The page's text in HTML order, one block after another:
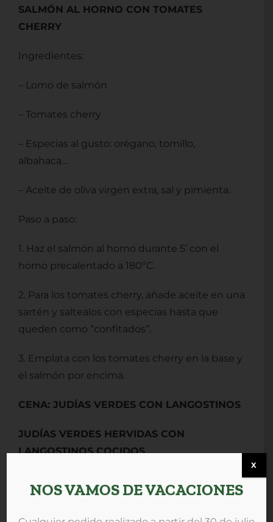
SALMÓN AL HORNO CON TOMATES
CHERRY
Ingredientes:
– Lomo de salmón
– Tomates cherry
– Especias al gusto: orégano, tomillo,
albahaca
– Aceite de oliva virgen extra, sal y pimienta.
Paso a paso:
1. Haz el salmón al horno durante 5’ con el
horno precalentado a 180ºC.
2. Para los tomates cherry, añade aceite en una
sartén y saltealos con especias hasta que
queden como “confitados”.
3. Emplata con los tomates cherry en la base y
el salmón por encima.
CENA: JUDÍAS VERDES CON LANGOSTINOS
JUDÍAS VERDES HERVIDAS CON
LANGOSTINOS COCIDOS
NOS VAMOS DE VACACIONES
X